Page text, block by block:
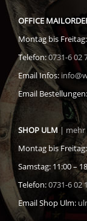
OFFICE
Montag bis
Telefon:0731-6 02
Email Infos:
Email Bestellungen:
SHOP ULM | mehr
Montag bis
Samstag: 11:00 –
Telefon:0731-6 02
Email Shop Ulm: